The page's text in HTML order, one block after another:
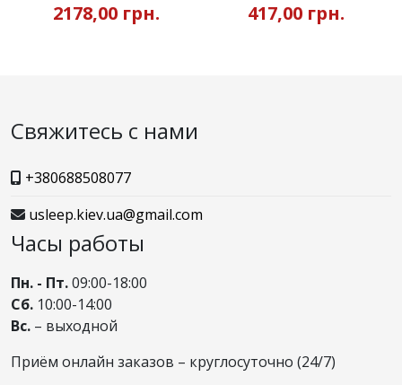
2178,00 грн. 417,00 грн.
Свяжитесь с нами
+380688508077
usleep.kiev.ua@gmail.com
Часы работы
Пн. - Пт.09:00-18:00
Сб. 10:00-14:00
Вс. – выходной
Приём онлайн заказов – круглосуточно (24/7)